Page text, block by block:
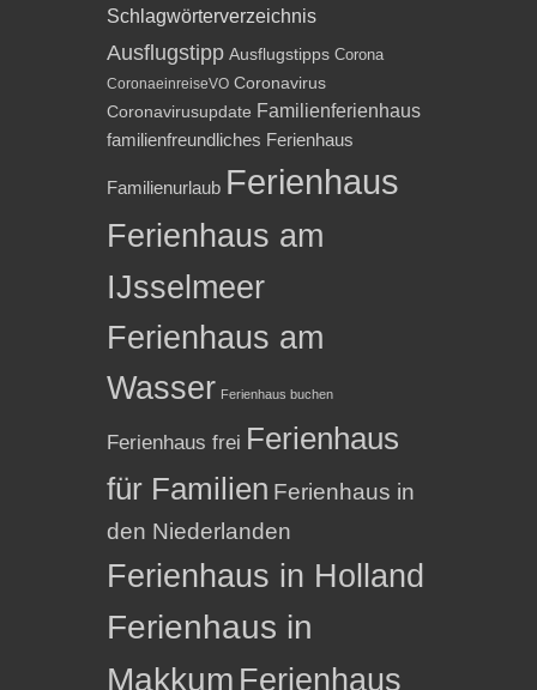
Schlagwörterverzeichnis
Ausflugstipp Ausflugstipps Corona
CoronaeinreiseVO Coronavirus
Coronavirusupdate Familienferienhaus
familienfreundliches Ferienhaus
Familienurlaub Ferienhaus
Ferienhaus am
IJsselmeer
Ferienhaus am
Wasser Ferienhaus buchen
Ferienhaus frei Ferienhaus
für Familien Ferienhaus in
den Niederlanden
Ferienhaus in Holland
Ferienhaus in
Makkum Ferienhaus